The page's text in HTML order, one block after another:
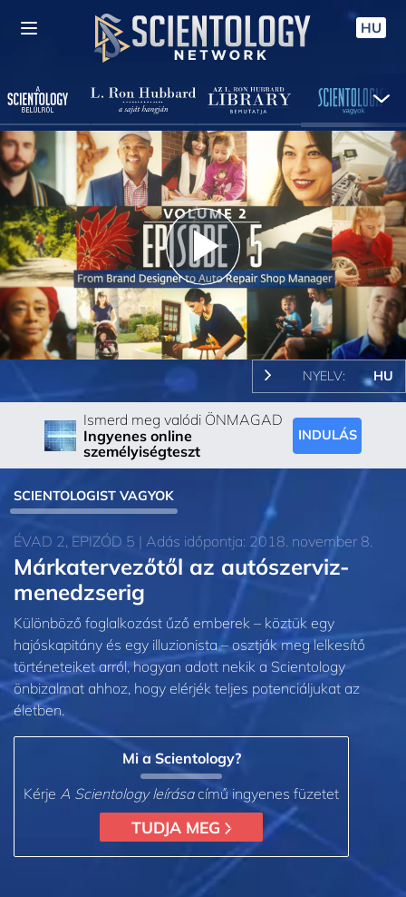
HU
Play
Video
NYELV: HU
Ismerd meg valódi ÖNMAGAD
Ingyenes online
személyiségteszt
INDULÁS
SCIENTOLOGIST VAGYOK
ÉVAD 2, EPIZÓD 5 | Adás időpontja: 2018. november 8.
Márkatervezőtől az autószerviz-
menedzserig
Különböző foglalkozást űző emberek – köztük egy
hajóskapitány és egy illuzionista – osztják meg lelkesítő
történeteiket arról, hogyan adott nekik a Scientology
önbizalmat ahhoz, hogy elérjék teljes potenciáljukat az
életben.
Mi a Scientology?
Kérje A Scientology leírásacímű ingyenes füzetet
TUDJA MEG